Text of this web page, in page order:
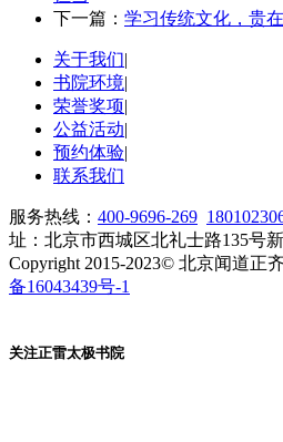
下一篇： 学习传统文化，贵
关于我们|
书院环境|
荣誉奖项|
公益活动|
预约体验|
联系我们
服务热线： 400-9696-269
址：北京市西城区北礼士路135号
Copyright 2015-2023© 北京闻道正
备16043439号-1
关注正雷太极书院